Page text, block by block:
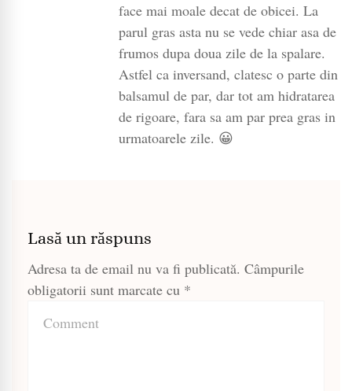
face mai moale decat de obicei. La
parul gras asta nu se vede chiar asa de
frumos dupa doua zile de la spalare.
Astfel ca inversand, clatesc o parte din
balsamul de par, dar tot am hidratarea
de rigoare, fara sa am par prea gras in
urmatoarele zile. 😀
Lasă un răspuns
Adresa ta de email nu va fi publicată. Câmpurile
obligatorii sunt marcate cu *